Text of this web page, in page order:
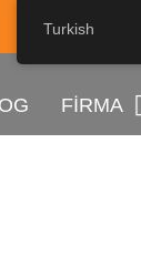
FİRMA
Turkish